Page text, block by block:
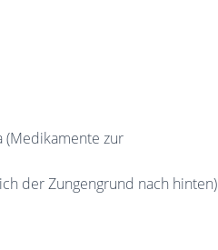
zur
der Zungengrund nach hinten)